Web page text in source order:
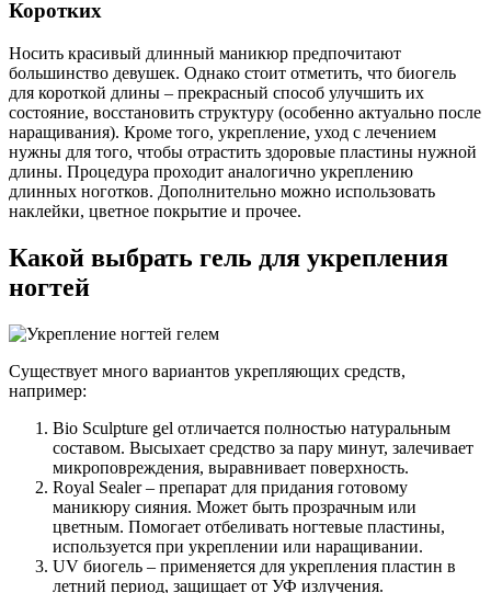
Коротких
Носить красивый длинный маникюр предпочитают
большинство девушек. Однако стоит отметить, что биогель
для короткой длины – прекрасный способ улучшить их
состояние, восстановить структуру (особенно актуально после
наращивания). Кроме того, укрепление, уход с лечением
нужны для того, чтобы отрастить здоровые пластины нужной
длины. Процедура проходит аналогично укреплению
длинных ноготков. Дополнительно можно использовать
наклейки, цветное покрытие и прочее.
Какой выбрать гель для укрепления
ногтей
Существует много вариантов укрепляющих средств,
например:
Bio Sculpture gel отличается полностью натуральным
составом. Высыхает средство за пару минут, залечивает
микроповреждения, выравнивает поверхность.
Royal Sealer – препарат для придания готовому
маникюру сияния. Может быть прозрачным или
цветным. Помогает отбеливать ногтевые пластины,
используется при укреплении или наращивании.
UV биогель – применяется для укрепления пластин в
летний период, защищает от УФ излучения.